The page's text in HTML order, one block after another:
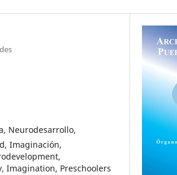
Neurodesarrollo,
Imaginación,
Imagination, Preschoolers